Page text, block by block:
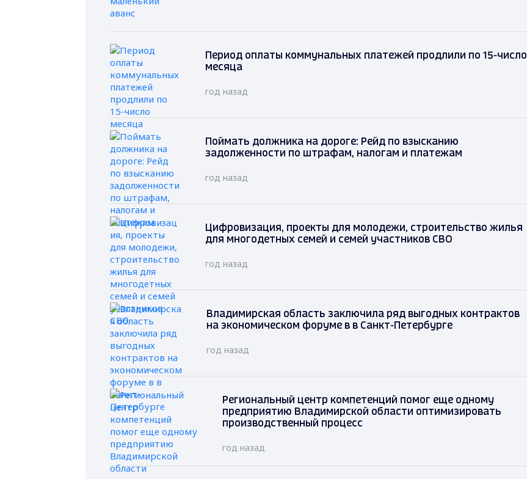
Период оплаты коммунальных платежей продлили по 15-число
месяца
год назад
Поймать должника на дороге: Рейд по взысканию
задолженности по штрафам, налогам и платежам
год назад
Цифровизация, проекты для молодежи, строительство жилья
для многодетных семей и семей участников СВО
год назад
Владимирская область заключила ряд выгодных контрактов
на экономическом форуме в в Санкт-Петербурге
год назад
Региональный центр компетенций помог еще одному
предприятию Владимирской области оптимизировать
производственный процесс
год назад